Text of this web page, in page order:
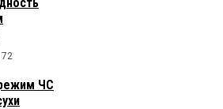
ЧС